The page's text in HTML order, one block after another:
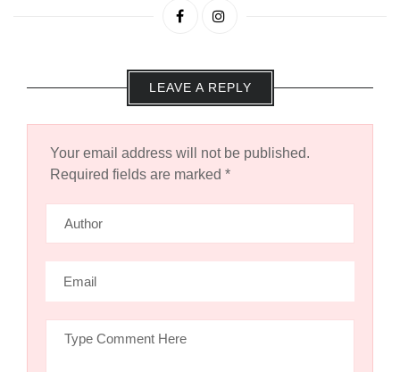
LEAVE A REPLY
Your email address will not be published.
Required fields are marked *